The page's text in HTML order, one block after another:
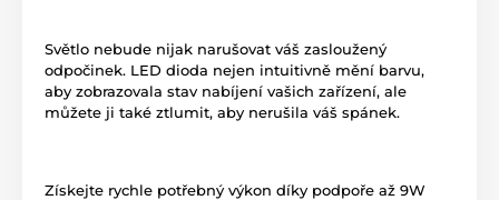
Světlo nebude nijak narušovat váš zasloužený
odpočinek. LED dioda nejen intuitivně mění barvu,
aby zobrazovala stav nabíjení vašich zařízení, ale
můžete ji také ztlumit, aby nerušila váš spánek.
Získejte rychle potřebný výkon díky podpoře až 9W